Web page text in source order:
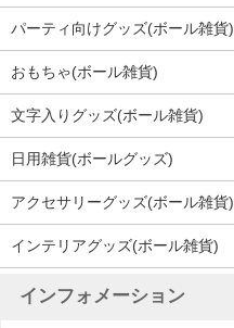
パーティ向けグッズ(ボール雑貨)
おもちゃ(ボール雑貨)
文字入りグッズ(ボール雑貨)
日用雑貨(ボールグッズ)
アクセサリーグッズ(ボール雑貨)
インテリアグッズ(ボール雑貨)
インフォメーション